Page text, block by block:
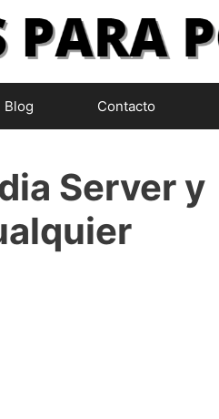
Blog Contacto
Server y